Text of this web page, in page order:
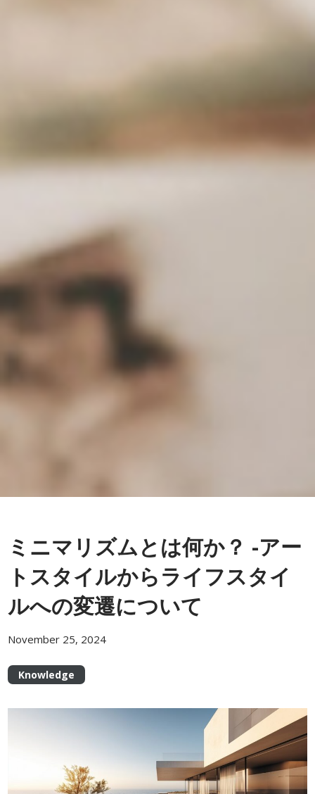
ミニマリズムとは何か？ -アー
トスタイルからライフスタイ
ルへの変遷について
November 25, 2024
Knowledge